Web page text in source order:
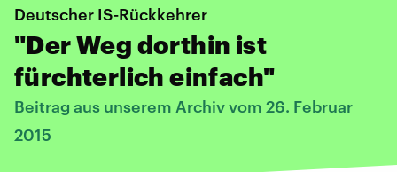
Deutscher IS-Rückkehrer
"Der Weg dorthin ist
fürchterlich einfach"
Beitrag aus unserem Archiv vom 26. Februar
2015